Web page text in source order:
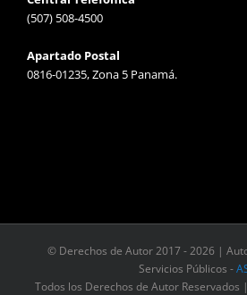
(507) 508-4500
Apartado Postal
0816-01235, Zona 5 Panamá.
© Derechos de Autor 2017 -2026 |
Servicios Públicos -
Todos los Derechos de Autor Reservados |